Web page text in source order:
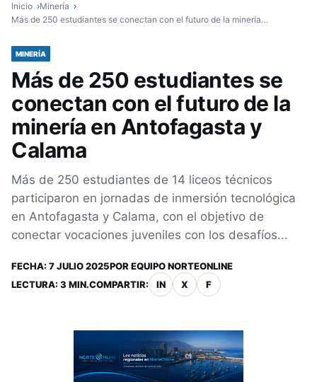
Inicio
Minería
Más de 250 estudiantes se conectan con el futuro de la minería…
MINERÍA
Más de 250 estudiantes se
conectan con el futuro de la
minería en Antofagasta y
Calama
Más de 250 estudiantes de 14 liceos técnicos
participaron en jornadas de inmersión tecnológica
en Antofagasta y Calama, con el objetivo de
conectar vocaciones juveniles con los desafíos...
FECHA: 7 JULIO 2025POR EQUIPO NORTEONLINE
LECTURA: 3 MIN.COMPARTIR: IN X F